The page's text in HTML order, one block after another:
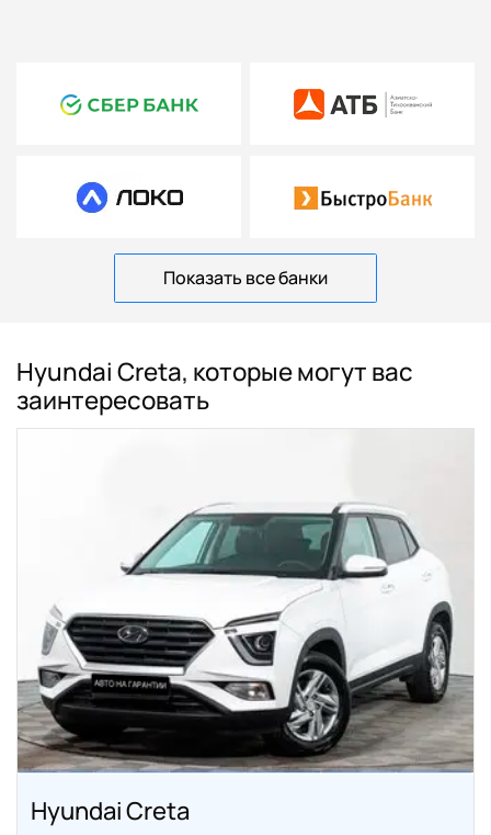
Показать все банки
Hyundai Creta, которые могут вас
заинтересовать
Hyundai Creta